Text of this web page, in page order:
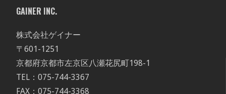
GAINER INC.
株式会社ゲイナー
〒601-1251
京都府京都市左京区八瀬花尻町198-1
TEL：075-744-3367
FAX：075-744-3368